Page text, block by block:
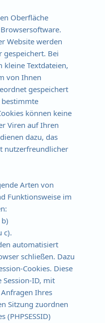
Oberfläche
Website werden
gespeichert. Bei
kleine Textdateien,
von Ihnen
gespeichert
können keine
Viren auf Ihren
dazu, das
nutzerfreundlicher
Arten von
Funktionsweise im
c).
automatisiert
schließen. Dazu
Cookies. Diese
Session-ID, mit
Ihres
Sitzung zuordnen
(PHPSESSID)